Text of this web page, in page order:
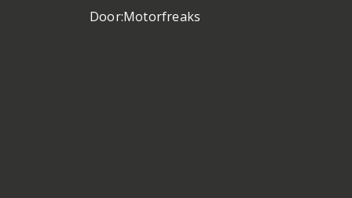
Door:Motorfreaks